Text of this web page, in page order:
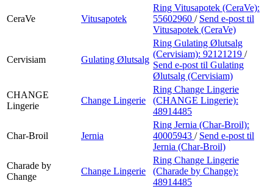
CeraVe Vitusapotek
Ring Vitusapotek (CeraVe):
55602960 / Send e-post til
Vitusapotek (CeraVe)
Cervisiam Gulating Ølutsalg
Ring Gulating Ølutsalg
(Cervisiam): 92121219 /
Send e-post til Gulating
Ølutsalg (Cervisiam)
CHANGE
Lingerie
Change Lingerie
Ring Change Lingerie
(CHANGE Lingerie):
48914485
Char-Broil Jernia
Ring Jernia (Char-Broil):
40005943 / Send e-post til
Jernia (Char-Broil)
Charade by
Change
Change Lingerie
Ring Change Lingerie
(Charade by Change):
48914485